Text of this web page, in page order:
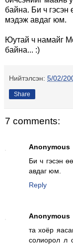
байна. Би ч гэсэн
мэдэж авдаг юм.
Юутай ч намайг
байна... :)
Нийтэлсэн: 5/02/
Share
7 comments:
Anonymous
Би ч гэсэн
авдаг юм.
Reply
Anonymous
та хоёр
солиорол л